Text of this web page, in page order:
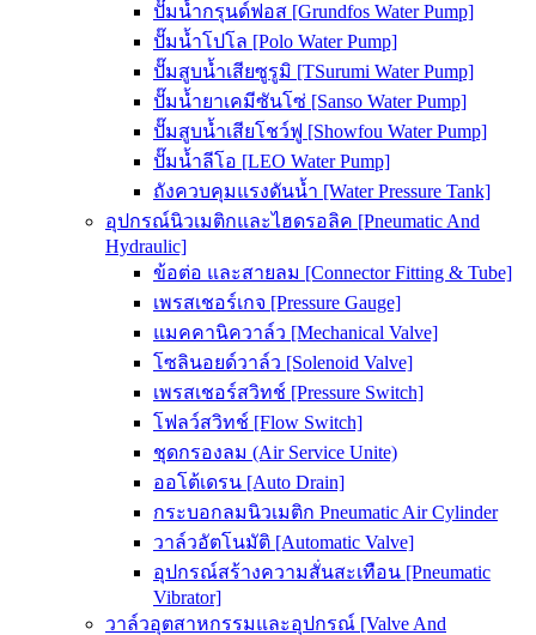
ปั๊มน้ำกรุนด์ฟอส [Grundfos Water Pump]
ปั๊มน้ำโปโล [Polo Water Pump]
ปั๊มสูบน้ำเสียซูรูมิ [TSurumi Water Pump]
ปั๊มน้ำยาเคมีซันโซ่ [Sanso Water Pump]
ปั๊มสูบน้ำเสียโชว์ฟู [Showfou Water Pump]
ปั๊มน้ำลีโอ [LEO Water Pump]
ถังควบคุมแรงดันน้ำ [Water Pressure Tank]
อุปกรณ์นิวเมติกและไฮดรอลิค [Pneumatic And
Hydraulic]
ข้อต่อ และสายลม [Connector Fitting & Tube]
เพรสเชอร์เกจ [Pressure Gauge]
แมคคานิควาล์ว [Mechanical Valve]
โซลินอยด์วาล์ว [Solenoid Valve]
เพรสเชอร์สวิทช์ [Pressure Switch]
โฟลว์สวิทช์ [Flow Switch]
ชุดกรองลม (Air Service Unite)
ออโต้เดรน [Auto Drain]
กระบอกลมนิวเมติก Pneumatic Air Cylinder
วาล์วอัตโนมัติ [Automatic Valve]
อุปกรณ์สร้างความสั่นสะเทือน [Pneumatic
Vibrator]
วาล์วอุตสาหกรรมและอุปกรณ์ [Valve And